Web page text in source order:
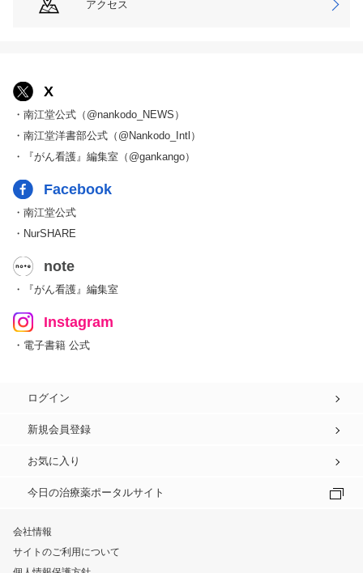
アクセス
X
・南江堂公式（@nankodo_NEWS）
・南江堂洋書部公式（@Nankodo_Intl）
・『がん看護』編集室（@gankango）
Facebook
・南江堂公式
・NurSHARE
note
・『がん看護』編集室
Instagram
・電子書籍 公式
ログイン
新規会員登録
お気に入り
今日の治療薬ポータルサイト
会社情報
サイトのご利用について